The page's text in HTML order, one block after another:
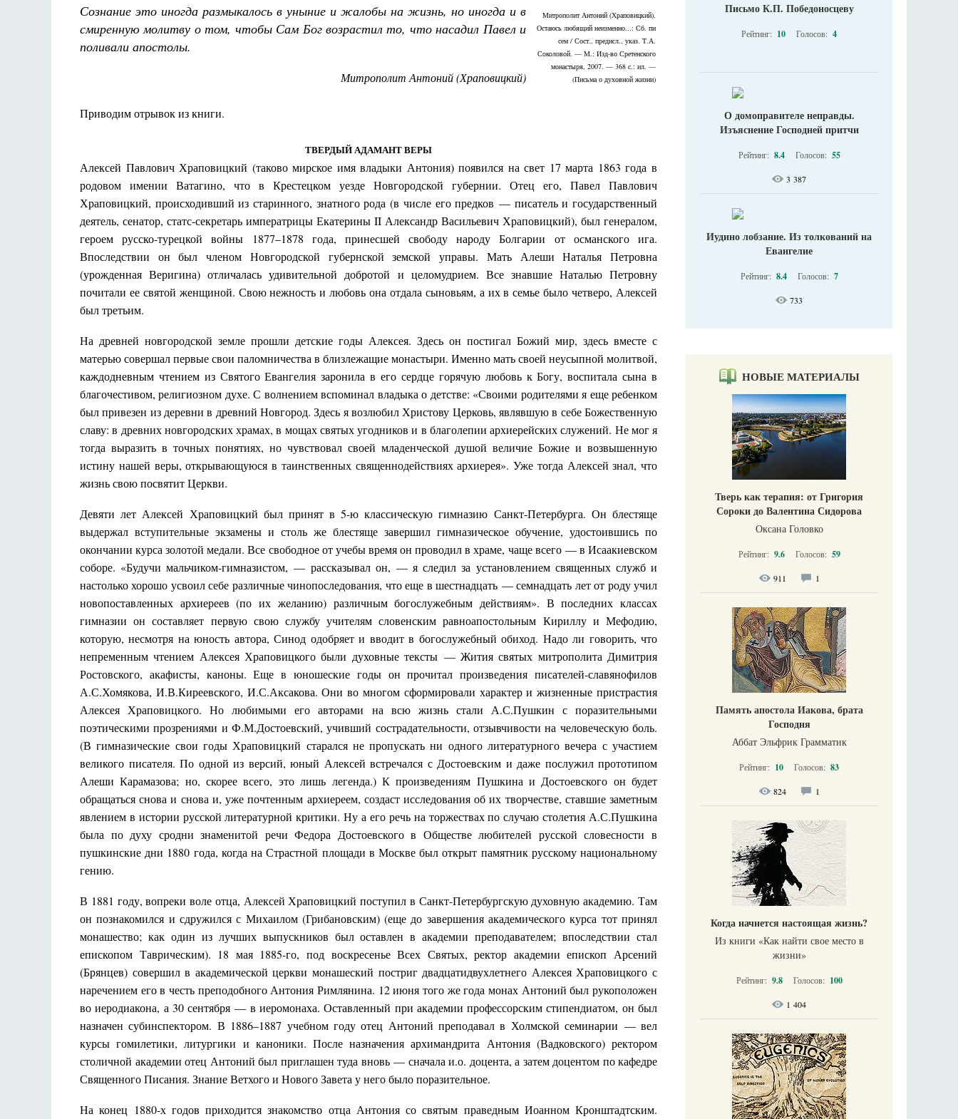
Митрополит Антоний (Храповицкий).
Остаюсь любящий неизменно...: Сб. пи
сем / Сост., предисл., указ. Т.А.
Соколовой. — М.: Изд-во Сретенского
монастыря, 2007. — 368 с.: ил. —
(Письма о духовной жизни)
Сознание это иногда размыкалось в уныние и жалобы на жизнь, но иногда и в
смиренную молитву о том, чтобы Сам Бог возрастил то, что насадил Павел и
поливали апостолы.
Митрополит Антоний (Храповицкий)
Приводим отрывок из книги.
ТВЕРДЫЙ АДАМАНТ ВЕРЫ
Алексей Павлович Храповицкий (таково мирское имя владыки Антония) появился на свет 17 марта 1863 года в
родовом имении Ватагино, что в Крестецком уезде Новгородской губернии. Отец его, Павел Павлович
Храповицкий, происходивший из старинного, знатного рода (в числе его предков — писатель и государственный
деятель, сенатор, статс-секретарь императрицы Екатерины II Александр Васильевич Храповицкий), был генералом,
героем русско-турецкой войны 1877–1878 года, принесшей свободу народу Болгарии от османского ига.
Впоследствии он был членом Новгородской губернской земской управы. Мать Алеши Наталья Петровна
(урожденная Веригина) отличалась удивительной добротой и целомудрием. Все знавшие Наталью Петровну
почитали ее святой женщиной. Свою нежность и любовь она отдала сыновьям, а их в семье было четверо, Алексей
был третьим.
На древней новгородской земле прошли детские годы Алексея. Здесь он постигал Божий мир, здесь вместе с
матерью совершал первые свои паломничества в близлежащие монастыри. Именно мать своей неусыпной молитвой,
каждодневным чтением из Святого Евангелия заронила в его сердце горячую любовь к Богу, воспитала сына в
благочестивом, религиозном духе. С волнением вспоминал владыка о детстве: «Своими родителями я еще ребенком
был привезен из деревни в древний Новгород. Здесь я возлюбил Христову Церковь, являвшую в себе Божественную
славу: в древних новгородских храмах, в мощах святых угодников и в благолепии архиерейских служений. Не мог я
тогда выразить в точных понятиях, но чувствовал своей младенческой душой величие Божие и возвышенную
истину нашей веры, открывающуюся в таинственных священнодействиях архиерея». Уже тогда Алексей знал, что
жизнь свою посвятит Церкви.
Девяти лет Алексей Храповицкий был принят в 5-ю классическую гимназию Санкт-Петербурга. Он блестяще
выдержал вступительные экзамены и столь же блестяще завершил гимназическое обучение, удостоившись по
окончании курса золотой медали. Все свободное от учебы время он проводил в храме, чаще всего — в Исаакиевском
соборе. «Будучи мальчиком-гимназистом, — рассказывал он, — я следил за установлением священных служб и
настолько хорошо усвоил себе различные чинопоследования, что еще в шестнадцать — семнадцать лет от роду учил
новопоставленных архиереев (по их желанию) различным богослужебным действиям». В последних классах
гимназии он составляет первую свою службу учителям словенским равноапостольным Кириллу и Мефодию,
которую, несмотря на юность автора, Синод одобряет и вводит в богослужебный обиход. Надо ли говорить, что
непременным чтением Алексея Храповицкого были духовные тексты — Жития святых митрополита Димитрия
Ростовского, акафисты, каноны. Еще в юношеские годы он прочитал произведения писателей-славянофилов
А.С.Хомякова, И.В.Киреевского, И.С.Аксакова. Они во многом сформировали характер и жизненные пристрастия
Алексея Храповицкого. Но любимыми его авторами на всю жизнь стали А.С.Пушкин с поразительными
поэтическими прозрениями и Ф.М.Достоевский, учивший сострадательности, отзывчивости на человеческую боль.
(В гимназические свои годы Храповицкий старался не пропускать ни одного литературного вечера с участием
великого писателя. По одной из версий, юный Алексей встречался с Достоевским и даже послужил прототипом
Алеши Карамазова; но, скорее всего, это лишь легенда.) К произведениям Пушкина и Достоевского он будет
обращаться снова и снова и, уже почтенным архиереем, создаст исследования об их творчестве, ставшие заметным
явлением в истории русской литературной критики. Ну а его речь на торжествах по случаю столетия А.С.Пушкина
была по духу сродни знаменитой речи Федора Достоевского в Обществе любителей русской словесности в
пушкинские дни 1880 года, когда на Страстной площади в Москве был открыт памятник русскому национальному
гению.
В 1881 году, вопреки воле отца, Алексей Храповицкий поступил в Санкт-Петербургскую духовную академию. Там
он познакомился и сдружился с Михаилом (Грибановским) (еще до завершения академического курса тот принял
монашество; как один из лучших выпускников был оставлен в академии преподавателем; впоследствии стал
епископом Таврическим). 18 мая 1885-го, под воскресенье Всех Святых, ректор академии епископ Арсений
(Брянцев) совершил в академической церкви монашеский постриг двадцатидвухлетнего Алексея Храповицкого с
наречением его в честь преподобного Антония Римлянина. 12 июня того же года монах Антоний был рукоположен
во иеродиакона, а 30 сентября — в иеромонаха. Оставленный при академии профессорским стипендиатом, он был
назначен субинспектором. В 1886–1887 учебном году отец Антоний преподавал в Холмской семинарии — вел
курсы гомилетики, литургики и каноники. После назначения архимандрита Антония (Вадковского) ректором
столичной академии отец Антоний был приглашен туда вновь — сначала и.о. доцента, а затем доцентом по кафедре
Священного Писания. Знание Ветхого и Нового Завета у него было поразительное.
На конец 1880-х годов приходится знакомство отца Антония со святым праведным Иоанном Кронштадтским.
Письмо К.П. Победоносцеву
Рейтинг: 10 Голосов: 4
О домоправителе неправды.
Изъяснение Господней притчи
Рейтинг: 8.4 Голосов: 55
3 387
Иудино лобзание. Из толкований на
Евангелие
Рейтинг: 8.4 Голосов: 7
733
НОВЫЕ МАТЕРИАЛЫ
Тверь как терапия: от Григория
Сороки до Валентина Сидорова
Оксана Головко
Рейтинг: 9.6 Голосов: 59
911 1
Память апостола Иакова, брата
Господня
Аббат Эльфрик Грамматик
Рейтинг: 10 Голосов: 83
824 1
Когда начнется настоящая жизнь?
Из книги «Как найти свое место в
жизни​»
Рейтинг: 9.8 Голосов: 100
1 404